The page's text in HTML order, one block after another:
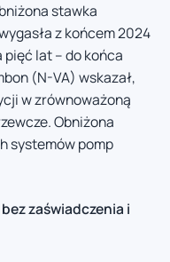
stawka
z końcem 2024
lat – do końca
(N-VA) wskazał,
w zrównoważoną
Obniżona
systemów pomp
zaświadczenia i